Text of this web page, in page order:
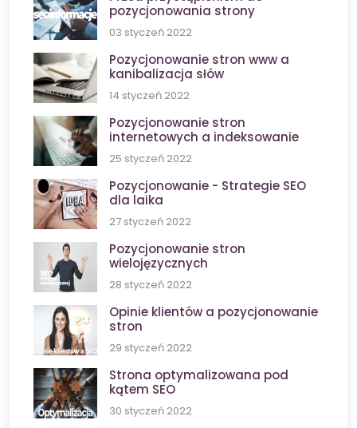
pozycjonowania strony
03 styczeń 2022
Pozycjonowanie stron www a
kanibalizacja słów
14 styczeń 2022
Pozycjonowanie stron
internetowych a indeksowanie
25 styczeń 2022
Pozycjonowanie - Strategie SEO
dla laika
27 styczeń 2022
Pozycjonowanie stron
wielojęzycznych
28 styczeń 2022
Opinie klientów a pozycjonowanie
stron
29 styczeń 2022
Strona optymalizowana pod
kątem SEO
30 styczeń 2022